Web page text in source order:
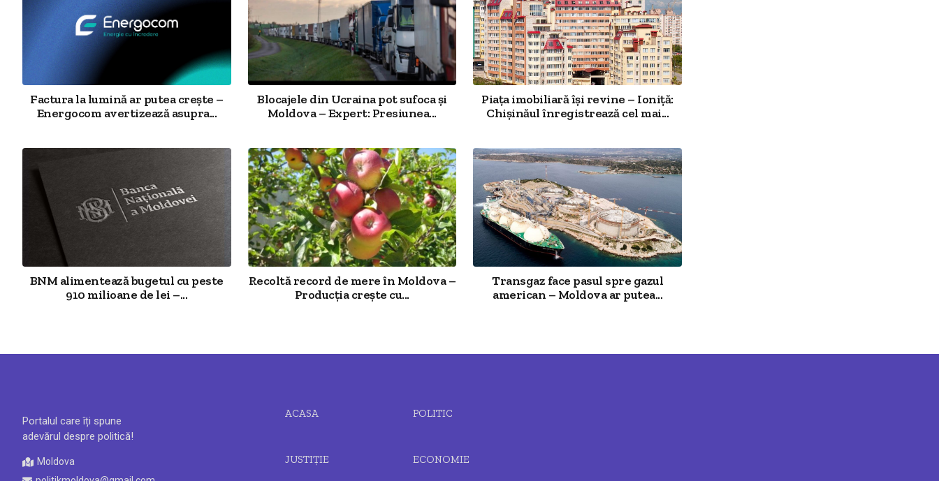
Factura la lumină ar putea crește –
Energocom avertizează asupra...
Blocajele din Ucraina pot sufoca și
Moldova – Expert: Presiunea...
Piața imobiliară își revine – Ioniță:
Chișinăul înregistrează cel mai...
BNM alimentează bugetul cu peste
910 milioane de lei –...
Recoltă record de mere în Moldova –
Producția crește cu...
Transgaz face pasul spre gazul
american – Moldova ar putea...
Portalul care îți spune
adevărul despre politică!
Moldova
ACASA POLITIC
JUSTIȚIE ECONOMIE